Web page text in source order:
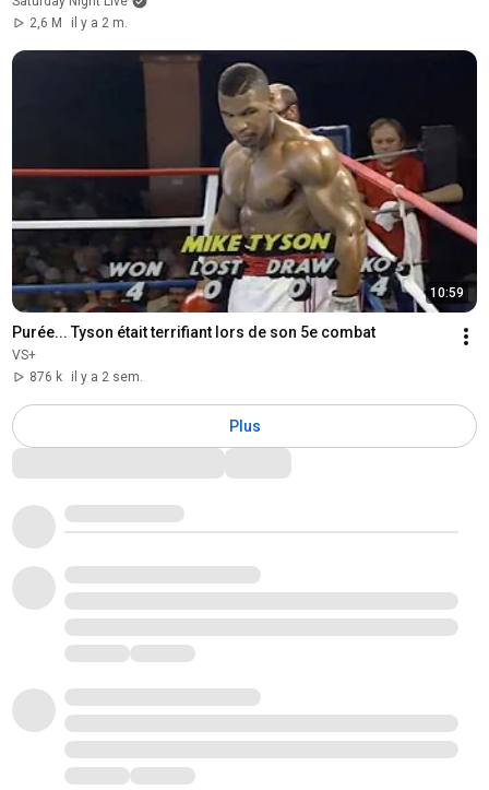
2,6 M
il y a 2 m.
10:59
Purée... Tyson était terrifiant lors de son 5e combat
VS+
876 k
il y a 2 sem.
Plus